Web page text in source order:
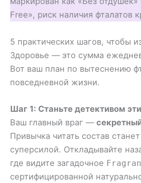
Free», риск наличия фталатов
5 практических шагов, чтобы
Здоровье — это сумма
Вот ваш план по вытеснению
повседневной жизни.
Шаг 1: Станьте детективом
Ваш главный враг —
Привычка читать состав
суперсилой. Откладывайте
где видите загадочное
сертифицированной